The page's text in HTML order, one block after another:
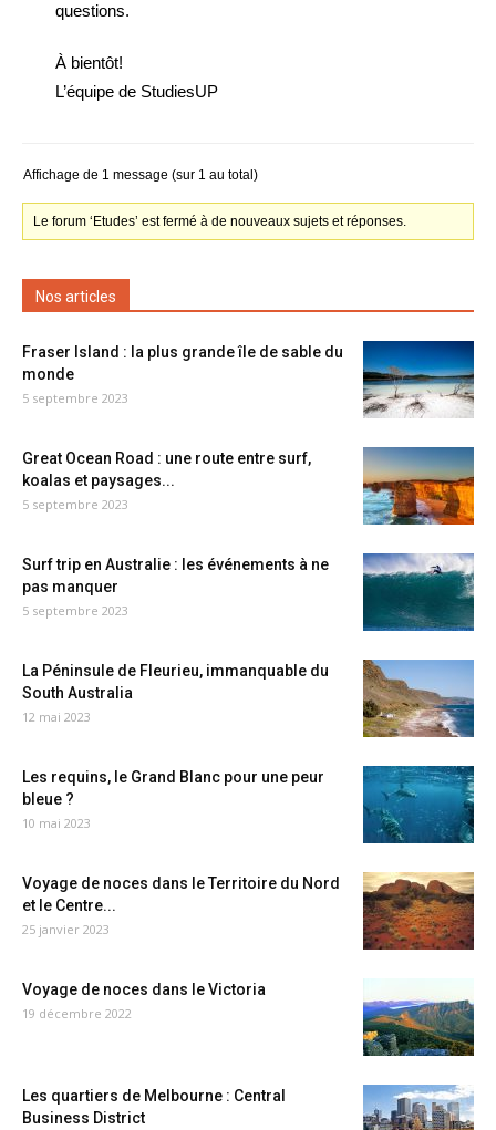
questions.
À bientôt!
L’équipe de StudiesUP
Affichage de 1 message (sur 1 au total)
Le forum ‘Etudes’ est fermé à de nouveaux sujets et réponses.
Nos articles
Fraser Island : la plus grande île de sable du
monde
5 septembre 2023
Great Ocean Road : une route entre surf,
koalas et paysages...
5 septembre 2023
Surf trip en Australie : les événements à ne
pas manquer
5 septembre 2023
La Péninsule de Fleurieu, immanquable du
South Australia
12 mai 2023
Les requins, le Grand Blanc pour une peur
bleue ?
10 mai 2023
Voyage de noces dans le Territoire du Nord
et le Centre...
25 janvier 2023
Voyage de noces dans le Victoria
19 décembre 2022
Les quartiers de Melbourne : Central
Business District